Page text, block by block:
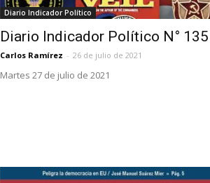
Diario Indicador Político
Diario Indicador Político N° 135
Carlos Ramírez - 26 de julio de 2021
Martes 27 de julio de 2021